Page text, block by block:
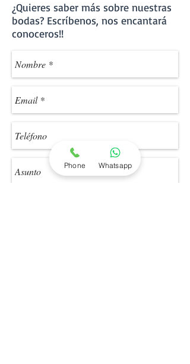
¿Quieres saber más sobre nuestras
bodas? Escríbenos, nos encantará
conoceros!!
Phone Whatsapp